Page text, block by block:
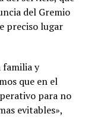
del Gremio
preciso lugar
familia y
que en el
para no
evitables»,